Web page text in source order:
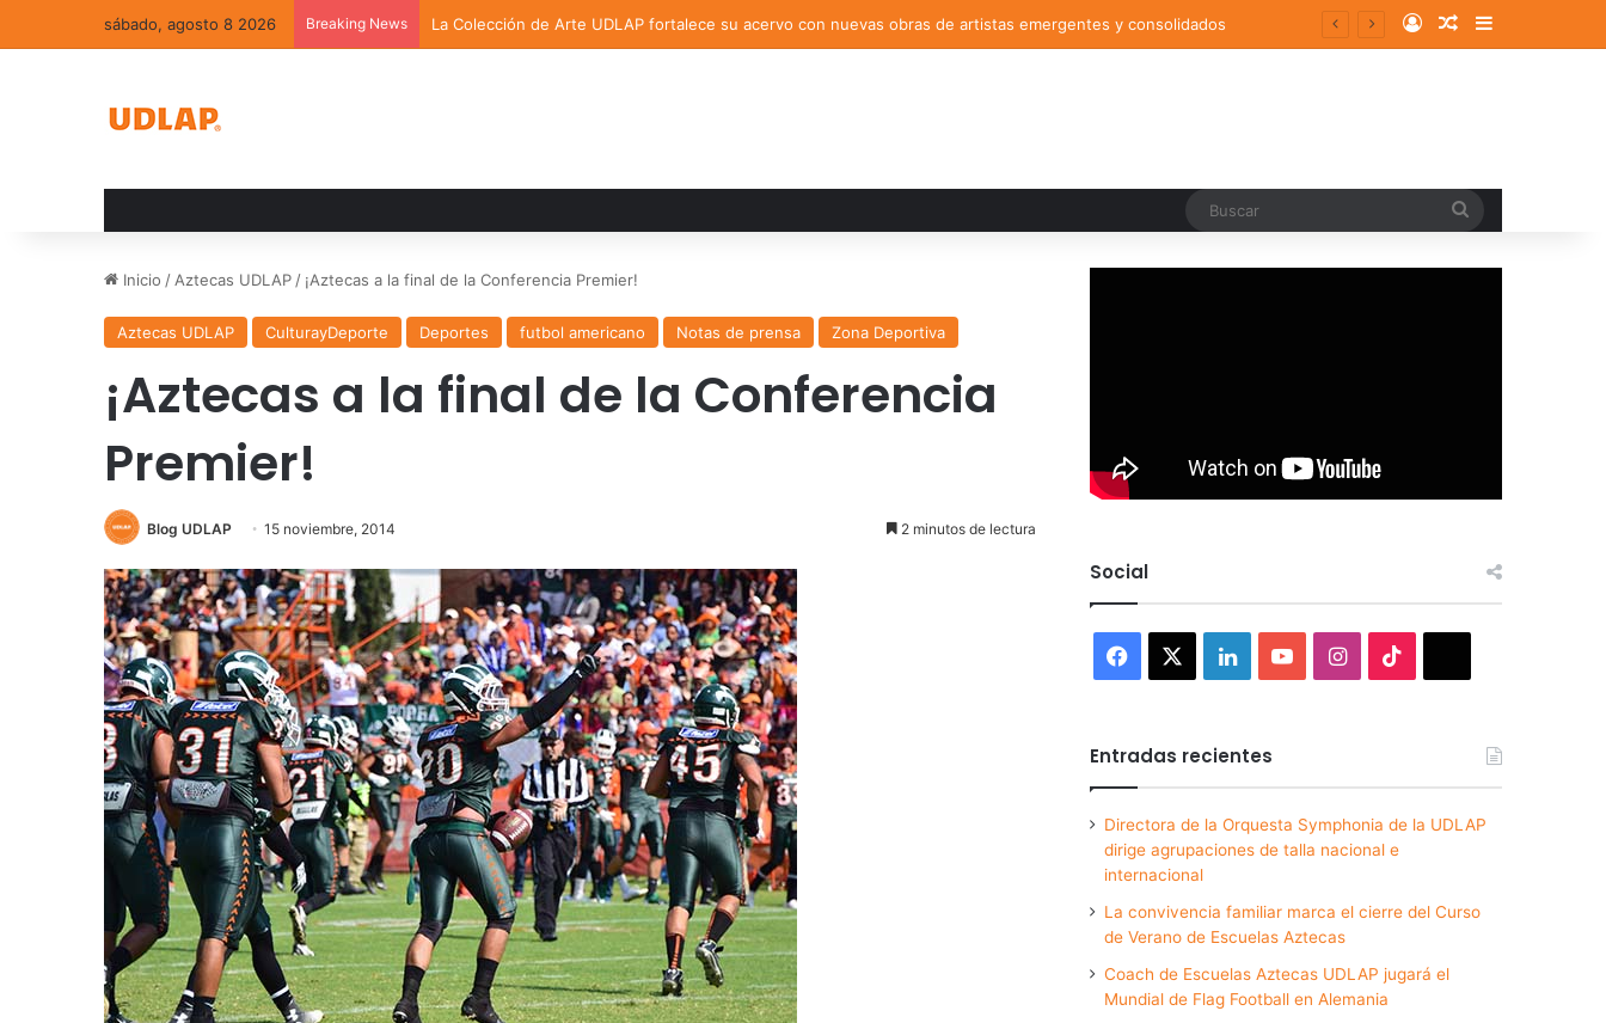
sábado, agosto 8 2026 Breaking News La Colección de Arte UDLAP fortalece su acervo con nuevas obras de artistas emergentes y consolidados Log InRandom Article
Sidebar
Inicio / Aztecas UDLAP / ¡Aztecas a la final de la Conferencia Premier!
Aztecas UDLAP CulturayDeporte Deportes futbol americano Notas de prensa Zona Deportiva
¡Aztecas a la final de la Conferencia
Premier!
Blog UDLAP 15 noviembre, 2014 2 minutos de lectura
Social
Facebook LinkedInYouTubeInstagram
Entradas recientes
Directora de la Orquesta Symphonia de la UDLAP
dirige agrupaciones de talla nacional e
internacional
La convivencia familiar marca el cierre del Curso
de Verano de Escuelas Aztecas
Coach de Escuelas Aztecas UDLAP jugará el
Mundial de Flag Football en Alemania